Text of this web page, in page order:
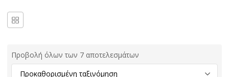
Προβολή όλων των 7 αποτελεσμάτων